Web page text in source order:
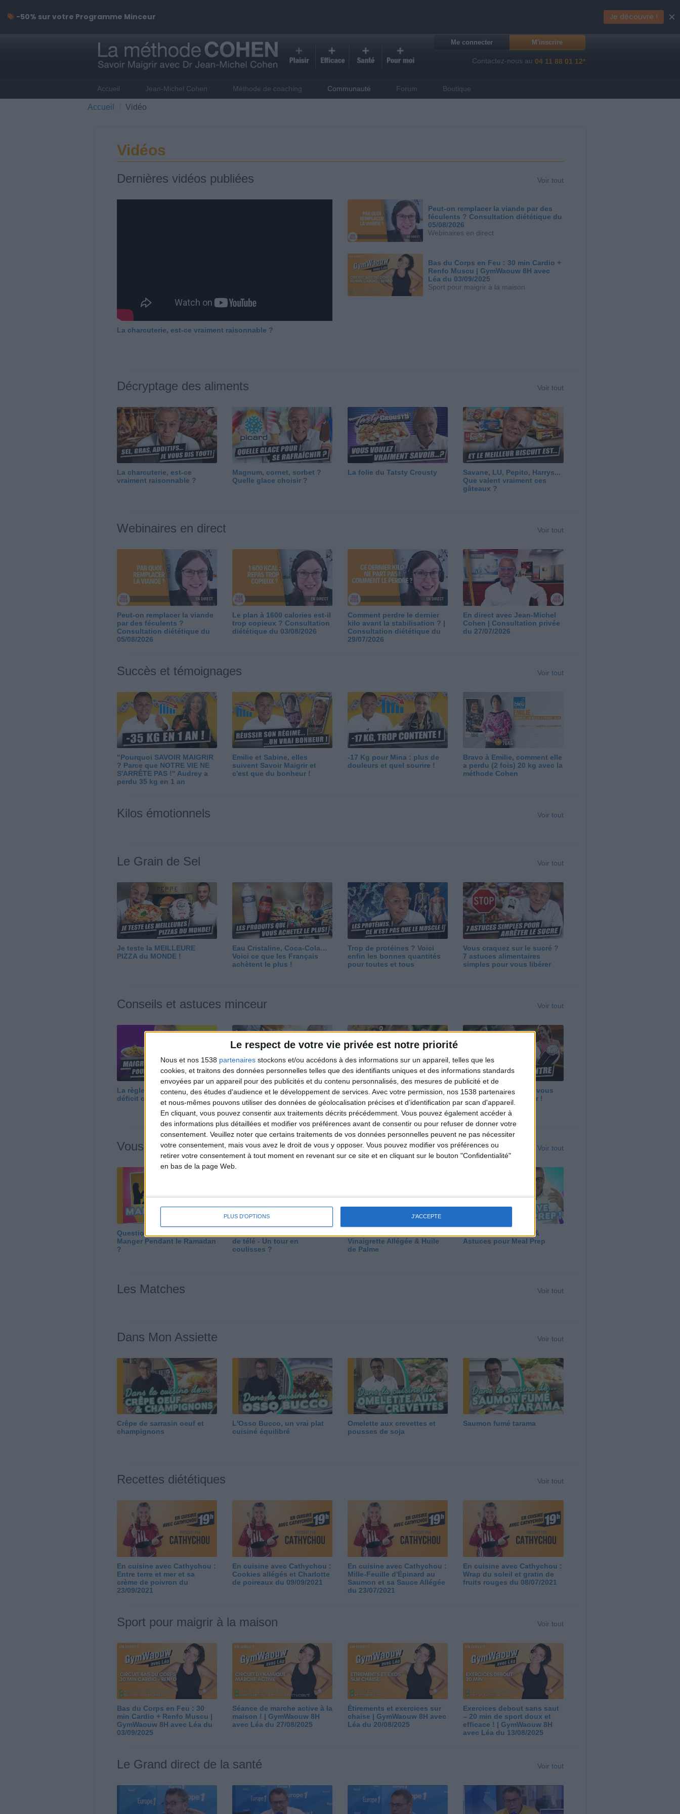
Le respect de votre vie privée est notre priorité
Nous et nos 1538 partenaires stockons et/ou accédons à des informations sur un appareil, telles que les
cookies, et traitons des données personnelles telles que des identifiants uniques et des informations standards
envoyées par un appareil pour des publicités et du contenu personnalisés, des mesures de publicité et de
contenu, des études d'audience et le développement de services. Avec votre permission, nos 1538 partenaires
et nous-mêmes pouvons utiliser des données de géolocalisation précises et d’identification par scan d'appareil.
En cliquant, vous pouvez consentir aux traitements décrits précédemment. Vous pouvez également accéder à
des informations plus détaillées et modifier vos préférences avant de consentir ou pour refuser de donner votre
consentement. Veuillez noter que certains traitements de vos données personnelles peuvent ne pas nécessiter
votre consentement, mais vous avez le droit de vous y opposer. Vous pouvez modifier vos préférences ou
retirer votre consentement à tout moment en revenant sur ce site et en cliquant sur le bouton "Confidentialité"
en bas de la page Web.
PLUS D'OPTIONS J'ACCEPTE
Me connecter M'inscrire
Contactez-nous au 04 11 88 01 12*
Accueil Jean-Michel Cohen Méthode de coaching Communauté Forum Boutique
Accueil Vidéo
Vidéos
Dernières vidéos publiées Voir tout
La charcuterie, est-ce vraiment raisonnable ?
Peut-on remplacer la viande par des
féculents ? Consultation diététique du
05/08/2026
Webinaires en direct
Bas du Corps en Feu : 30 min Cardio +
Renfo Muscu | GymWaouw 8H avec
Léa du 03/09/2025
Sport pour maigrir à la maison
Décryptage des aliments Voir tout
La charcuterie, est-ce
vraiment raisonnable ?
Magnum, cornet, sorbet ?
Quelle glace choisir ?
La folie du Tatsty Crousty
Savane, LU, Pepito, Harrys...
Que valent vraiment ces
gâteaux ?
Webinaires en direct Voir tout
Peut-on remplacer la viande
par des féculents ?
Consultation diététique du
05/08/2026
Le plan à 1600 calories est-il
trop copieux ? Consultation
diététique du 03/08/2026
Comment perdre le dernier
kilo avant la stabilisation ? |
Consultation diététique du
29/07/2026
En direct avec Jean-Michel
Cohen | Consultation privée
du 27/07/2026
Succès et témoignages Voir tout
"Pourquoi SAVOIR MAIGRIR
? Parce que NOTRE VIE NE
S'ARRÊTE PAS !" Audrey a
perdu 35 kg en 1 an
Emilie et Sabine, elles
suivent Savoir Maigrir et
c'est que du bonheur !
-17 Kg pour Mina : plus de
douleurs et quel sourire !
Bravo à Emilie, comment elle
a perdu (2 fois) 20 kg avec la
méthode Cohen
Kilos émotionnels Voir tout
Le Grain de Sel Voir tout
Je teste la MEILLEURE
PIZZA du MONDE !
Eau Cristaline, Coca-Cola…
Voici ce que les Français
achètent le plus !
Trop de protéines ? Voici
enfin les bonnes quantités
pour toutes et tous
Vous craquez sur le sucré ?
7 astuces alimentaires
simples pour vous libérer
Conseils et astuces minceur Voir tout
La règle N°1 pour maigrir : le
déficit calorique
Perdre 10 kg : ma méthode
est imparable
Et après la perte de poids ?
Je fais comment ?
Maigrir vite ? Ce que vous
devez vraiment savoir !
Vous m'avez demandé Voir tout
Question/Réponse : Que
Manger Pendant le Ramadan
?
de télé - Un tour en
coulisses ?
Vinaigrette Allégée & Huile
de Palme
Panga, Huile d'Olive &
Astuces pour Meal Prep
Les Matches Voir tout
Dans Mon Assiette Voir tout
Crêpe de sarrasin oeuf et
champignons
L'Osso Bucco, un vrai plat
cuisiné équilibré
Omelette aux crevettes et
pousses de soja
Saumon fumé tarama
Recettes diététiques Voir tout
En cuisine avec Cathychou :
Entre terre et mer et sa
crème de poivron du
23/09/2021
En cuisine avec Cathychou :
Cookies allégés et Charlotte
de poireaux du 09/09/2021
En cuisine avec Cathychou :
Mille-Feuille d'Épinard au
Saumon et sa Sauce Allégée
du 23/07/2021
En cuisine avec Cathychou :
Wrap du soleil et gratin de
fruits rouges du 08/07/2021
Sport pour maigrir à la maison Voir tout
Bas du Corps en Feu : 30
min Cardio + Renfo Muscu |
GymWaouw 8H avec Léa du
03/09/2025
Séance de marche active à la
maison ! | GymWaouw 8H
avec Léa du 27/08/2025
Étirements et exercices sur
chaise | GymWaouw 8H avec
Léa du 20/08/2025
Exercices debout sans saut
– 20 min de sport doux et
efficace ! | GymWaouw 8H
avec Léa du 13/08/2025
Le Grand direct de la santé Voir tout
-50% sur votre Programme Minceur Je découvre ! ×